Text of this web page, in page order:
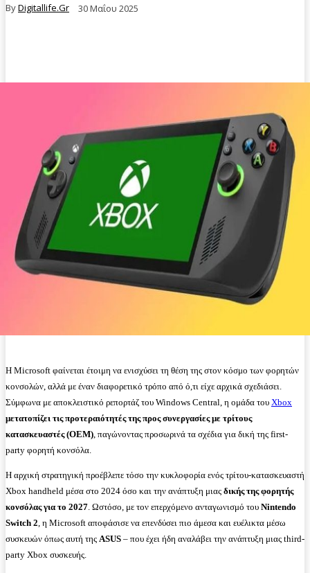
ByDigitallife.gr 30 Μαΐου 2025
Η Microsoft φαίνεται έτοιμη να ενισχύσει τη θέση της στον κόσμο των φορητών
κονσολών, αλλά με έναν διαφορετικό τρόπο από ό,τι είχε αρχικά σχεδιάσει.
Σύμφωνα με αποκλειστικό ρεπορτάζ του Windows Central, η ομάδα του Xbox
μετατοπίζει τις προτεραιότητές της προς συνεργασίες με τρίτους
κατασκευαστές (OEM) , παγώνοντας προσωρινά τα σχέδια για δική της first-
party φορητή κονσόλα.
Η αρχική στρατηγική προέβλεπε τόσο την κυκλοφορία ενός τρίτου-κατασκευαστή
Xbox handheld μέσα στο 2024 όσο και την ανάπτυξη μιας δικής της φορητής
κονσόλας για το 2027 . Ωστόσο, με τον επερχόμενο ανταγωνισμό του Nintendo
Switch 2 , η Microsoft αποφάσισε να επενδύσει πιο άμεσα και ευέλικτα μέσω
συσκευών όπως αυτή της ASUS – που έχει ήδη αναλάβει την ανάπτυξη μιας third-
party Xbox συσκευής.